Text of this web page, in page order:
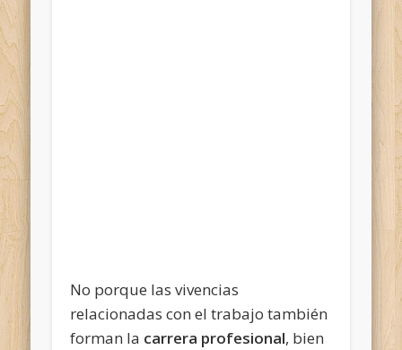
No porque las vivencias
relacionadas con el trabajo también
forman la carrera profesional, bien